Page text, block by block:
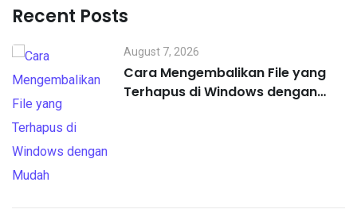
Recent Posts
August 7, 2026
Cara Mengembalikan File yang
Terhapus di Windows dengan